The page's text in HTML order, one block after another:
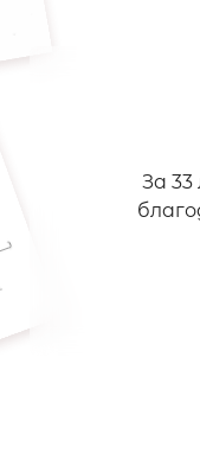
За